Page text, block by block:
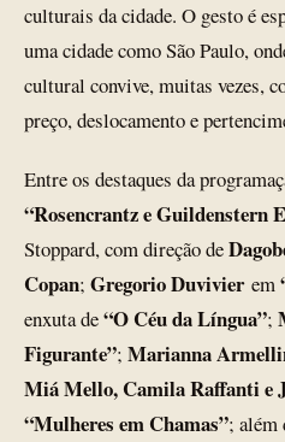
culturais da cidade. O gesto é
uma cidade como São Paulo,
cultural convive, muitas vezes,
preço, deslocamento e
Entre os destaques da
“Rosencrantz e Guildenstern
Stoppard, com direção de
Copan; Gregorio Duvivierem
enxuta de“O Céu da Língua”;
Figurante”; Marianna
Miá Mello, Camila Raffanti e
“Mulheres em Chamas”; além